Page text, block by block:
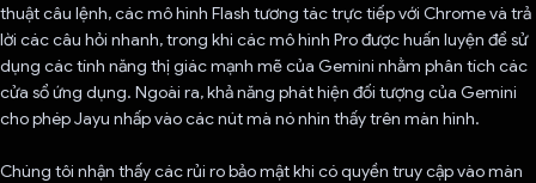
thuật câu lệnh, các mô hình Flash tương tác trực tiếp với Chrome và trả
lời các câu hỏi nhanh, trong khi các mô hình Pro được huấn luyện để sử
dụng các tính năng thị giác mạnh mẽ của Gemini nhằm phân tích các
cửa sổ ứng dụng. Ngoài ra, khả năng phát hiện đối tượng của Gemini
cho phép Jayu nhấp vào các nút mà nó nhìn thấy trên màn hình.
Chúng tôi nhận thấy các rủi ro bảo mật khi có quyền truy cập vào màn